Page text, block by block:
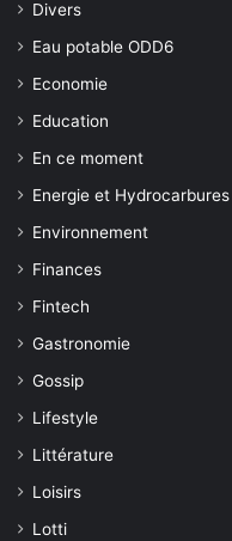
Divers
Eau potable ODD6
Economie
Education
En ce moment
Energie et Hydrocarbures
Environnement
Finances
Fintech
Gastronomie
Gossip
Lifestyle
Littérature
Loisirs
Lotti